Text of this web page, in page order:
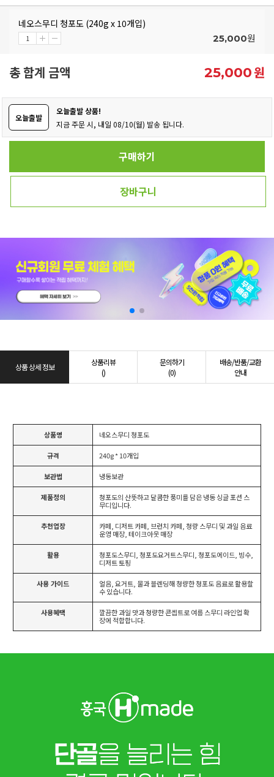
네오스무디 청포도 (240g x 10개입)
25,000원
총 합계 금액 25,000원
오늘출발
오늘출발 상품!
지금 주문 시, 내일 08/10(월) 발송 됩니다.
구매하기
장바구니
상품 상세 정보
상품리뷰
()
문의하기
(0)
배송/반품/교환
안내
상품명 네오스무디 청포도
규격 240g * 10개입
보관법 냉동보관
제품정의
청포도의 산뜻하고 달콤한 풍미를 담은 냉동 싱글 포션 스
무디입니다.
추천업장
카페, 디저트 카페, 브런치 카페, 청량 스무디 및 과일 음료
운영 매장, 테이크아웃 매장
활용
청포도스무디, 청포도요거트스무디, 청포도에이드, 빙수,
디저트 토핑
사용 가이드
얼음, 요거트, 물과 블렌딩해 청량한 청포도 음료로 활용할
수 있습니다.
사용혜택
깔끔한 과일 맛과 청량한 콘셉트로 여름 스무디 라인업 확
장에 적합합니다.